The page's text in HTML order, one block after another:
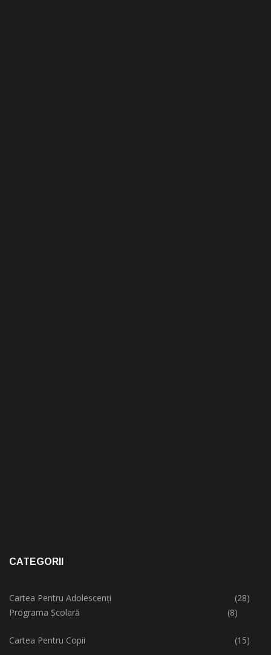
CATEGORII
Cartea Pentru Adolescenți
(28)
Programa Școlară
(8)
Cartea Pentru Copii
(15)